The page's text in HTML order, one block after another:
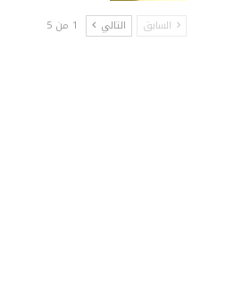
السابق التالي 1 من 5